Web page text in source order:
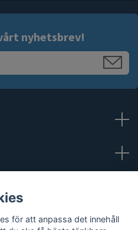
nyhetsbrev!
för att anpassa det innehåll